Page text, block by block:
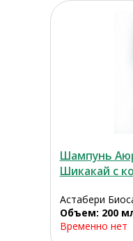
Шампунь
Шикакай с
Астабери
Объем: 200
Временно нет